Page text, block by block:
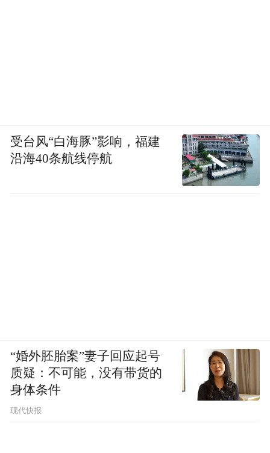
受台风“白海豚”影响，福建
沿海40条航线停航
“婚外胚胎案”妻子回应起号
质疑：不可能，没有带货的
身体条件
现代快报